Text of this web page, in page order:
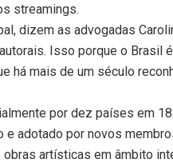
streamings.
dizem as advogadas
Isso porque o Brasil
há mais de um século
por dez países em
e adotado por novos
artísticas em âmbito